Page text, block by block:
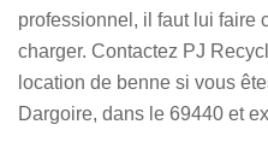
professionnel, il faut lui faire
charger. Contactez PJ
location de benne si vous
Dargoire, dans le 69440 et